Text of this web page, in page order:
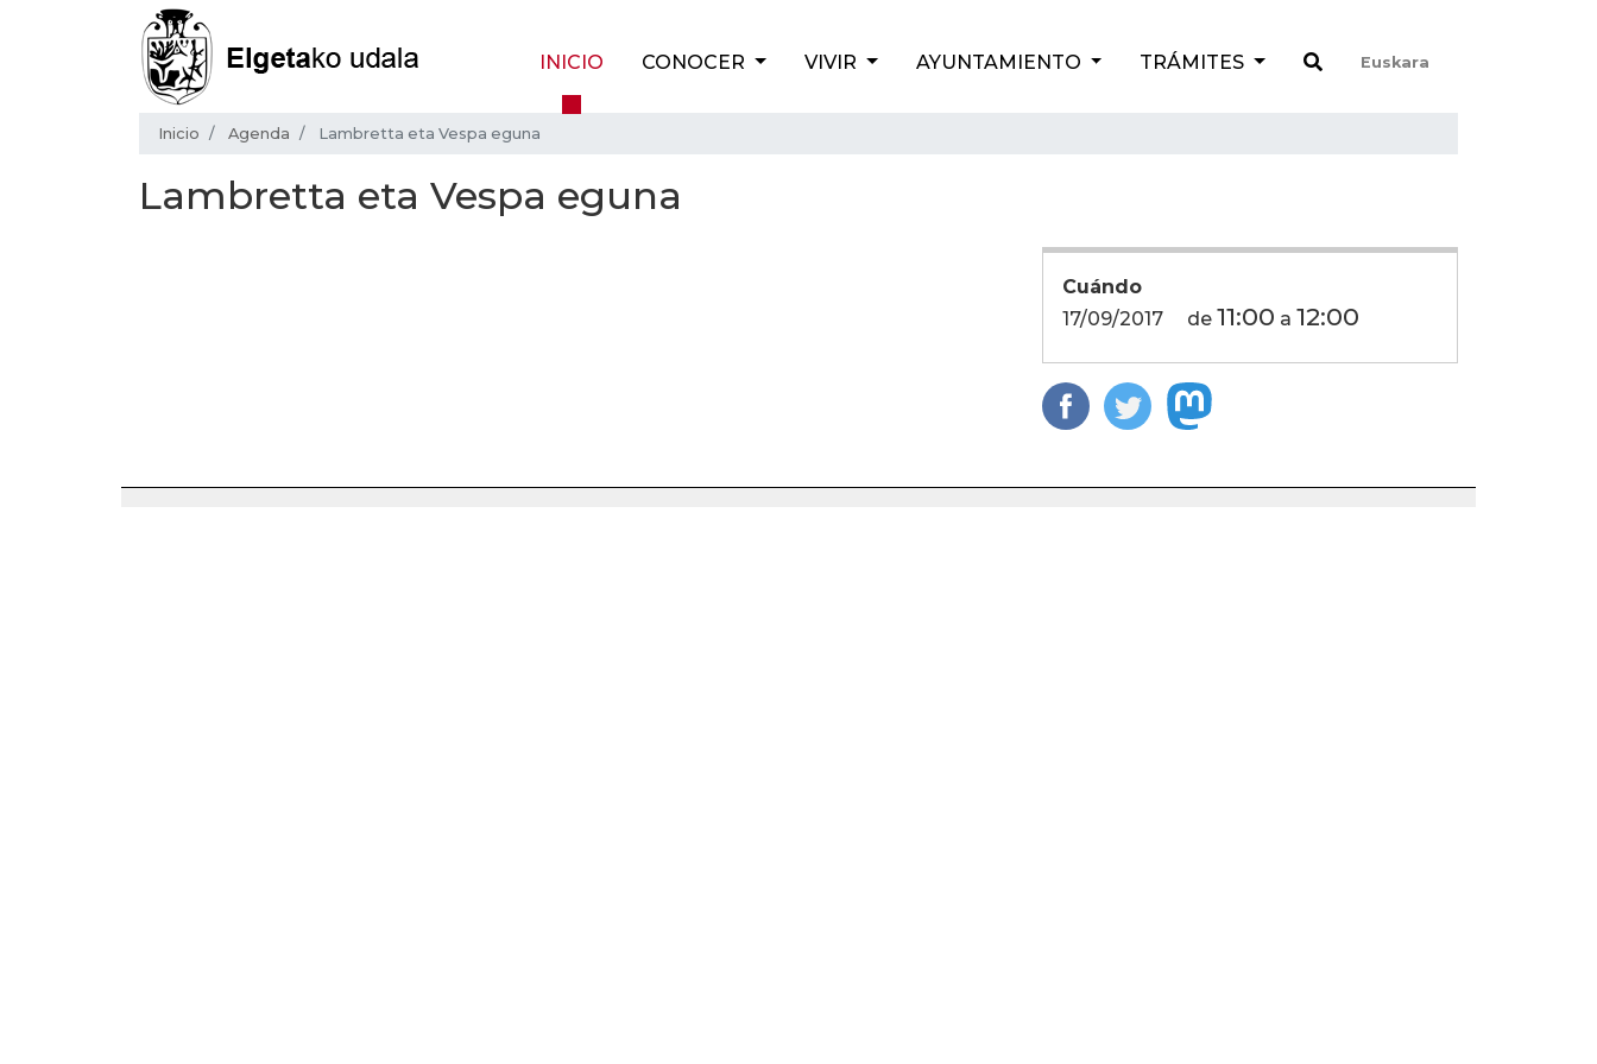
INICIO CONOCER VIVIR AYUNTAMIENTO TRÁMITES Euskara
Inicio Agenda Lambretta eta Vespa eguna
Lambretta eta Vespa eguna
Cuándo
17/09/2017
de 11:00 a 12:00